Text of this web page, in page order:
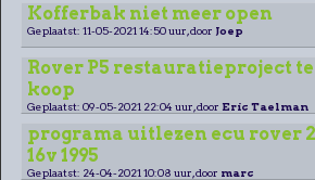
Kofferbak niet meer open
Geplaatst: 11-05-2021 14:50 uur, door Joep
Rover P5 restauratieproject te
koop
Geplaatst: 09-05-2021 22:04 uur, door Eric Taelman
programa uitlezen ecu rover
16v 1995
Geplaatst: 24-04-2021 10:08 uur, door marc